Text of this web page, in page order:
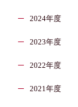
2024年度
2023年度
2022年度
2021年度